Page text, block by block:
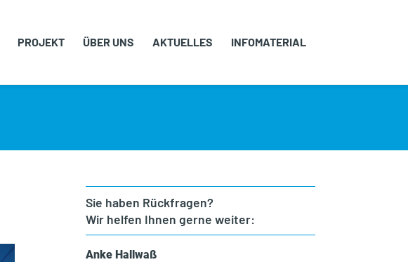
PROJEKT ÜBER UNS AKTUELLES INFOMATERIAL
Sie haben Rückfragen?
Wir helfen Ihnen gerne weiter:
Anke Hallwaß